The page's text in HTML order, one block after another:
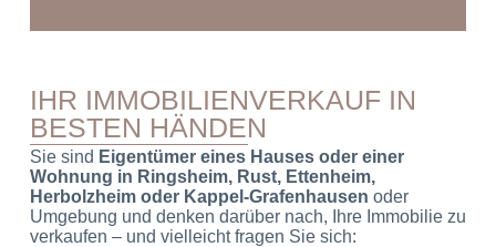
IHR IMMOBILIENVERKAUF IN
BESTEN HÄNDEN
Sie sind Eigentümer eines Hauses oder einer
Wohnung in Ringsheim, Rust, Ettenheim,
Herbolzheim oder Kappel-Grafenhausen oder
Umgebung und denken darüber nach, Ihre Immobilie zu
verkaufen – und vielleicht fragen Sie sich: